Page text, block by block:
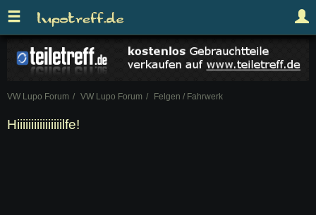
VW Lupo Forum VW Lupo Forum Felgen / Fahrwerk
Hiiiiiiiiiiiiiiiilfe!